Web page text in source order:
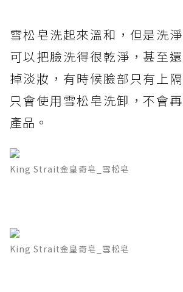
雪松皂洗起來溫和，但是洗
可以把臉洗得很乾淨，甚至
掉淡妝，有時候臉部只有上
只會使用雪松皂洗卸，不會
產品。
King Strait金皇奇皂_雪松皂
King Strait金皇奇皂_雪松皂